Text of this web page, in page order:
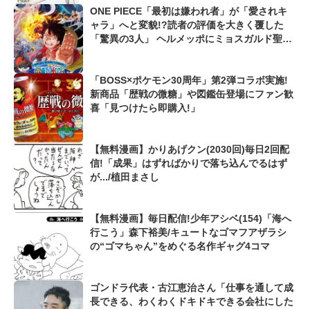
ONE PIECE「最初は嫌われ者」が「愛されキ
ャラ」へと変貌!?読者の評価を大きく覆した
「驚異の3人」 ヘルメッポにミョスガルド聖
「BOSS×ポケモン30周年」第2弾コラボ実施!
新商品「歴戦の微糖」や図鑑缶登場にファン歓
喜「見つけたら即購入!」
【無料漫画】かりあげクン(2030回)毎日2回配
信!「成果」はずればかりで落ち込んでるはず
が.../植田まさし
【無料漫画】毎日配信!少年アシベ(154)「海へ
行こう」森下裕美/キュートなゴマフアザラシ
の“ゴマちゃん”をめぐる名作ギャグ4コマ
ゴンドラ代表・古江恵治さん「仕事を通して成
長できる、わくわくドキドキできる会社にした